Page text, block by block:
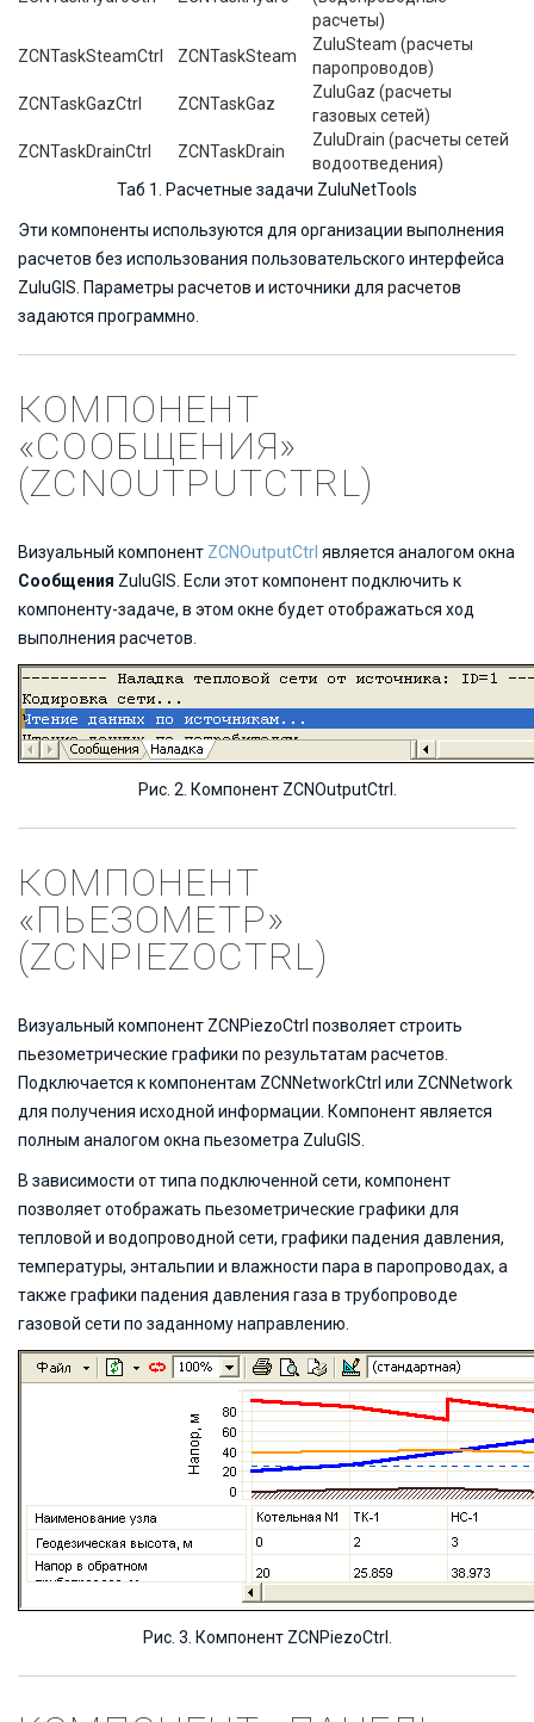
расчеты)
ZCNTaskSteamCtrl
ZCNTaskSteam
ZuluSteam (расчеты
паропроводов)
ZCNTaskGazCtrl
ZCNTaskGaz
ZuluGaz (расчеты
газовых сетей)
ZCNTaskDrainCtrl
ZCNTaskDrain
ZuluDrain (расчеты сетей
водоотведения)
Таб 1. Расчетные задачи ZuluNetTools
Эти компоненты используются для организации выполнения
расчетов без использования пользовательского интерфейса
ZuluGIS. Параметры расчетов и источники для расчетов
задаются программно.
КОМПОНЕНТ
«СООБЩЕНИЯ»
(ZCNOUTPUTCTRL)
Визуальный компонент ZCNOutputCtrl является аналогом окна
Сообщения ZuluGIS. Если этот компонент подключить к
компоненту-задаче, в этом окне будет отображаться ход
выполнения расчетов.
Рис. 2. Компонент ZCNOutputCtrl.
КОМПОНЕНТ
«ПЬЕЗОМЕТР»
(ZCNPIEZOCTRL)
Визуальный компонент ZCNPiezoCtrl позволяет строить
пьезометрические графики по результатам расчетов.
Подключается к компонентам ZCNNetworkCtrl или ZCNNetwork
для получения исходной информации. Компонент является
полным аналогом окна пьезометра ZuluGIS.
В зависимости от типа подключенной сети, компонент
позволяет отображать пьезометрические графики для
тепловой и водопроводной сети, графики падения давления,
температуры, энтальпии и влажности пара в паропроводах, а
также графики падения давления газа в трубопроводе
газовой сети по заданному направлению.
Рис. 3. Компонент ZCNPiezoCtrl.